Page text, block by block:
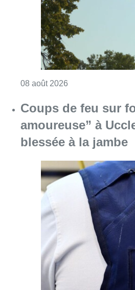
08 août 2026
Coups de feu sur
amoureuse” à
blessée à la jambe